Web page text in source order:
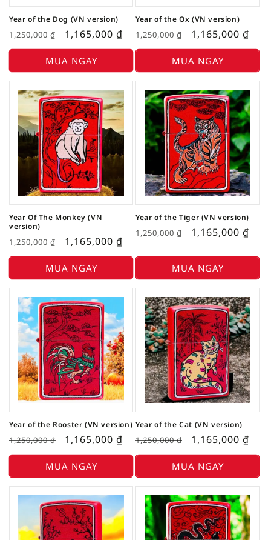
Year of the Dog (VN version)
1,250,000₫ 1,165,000 ₫
MUA NGAY
Year of the Ox (VN version)
1,250,000₫ 1,165,000 ₫
MUA NGAY
Year Of The Monkey (VN
version)
1,250,000₫ 1,165,000 ₫
MUA NGAY
Year of the Tiger (VN version)
1,250,000₫ 1,165,000 ₫
MUA NGAY
Year of the Rooster (VN version)
1,250,000₫ 1,165,000 ₫
MUA NGAY
Year of the Cat (VN version)
1,250,000₫ 1,165,000 ₫
MUA NGAY